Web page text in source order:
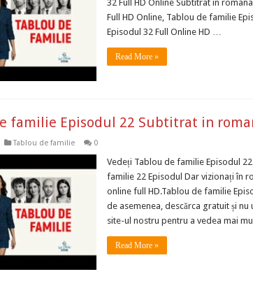
32 Full HD Online Subtitrat in
Full HD Online, Tablou de familie
Episodul 32 Full Online HD …
Read More »
familie Episodul 22 Subtitrat in
Tablou de familie 0
Vedeți Tablou de familie Episodul
familie 22 Episodul Dar vizionați în
online full HD.Tablou de familie
de asemenea, descărca gratuit și
site-ul nostru pentru a vedea mai
Read More »